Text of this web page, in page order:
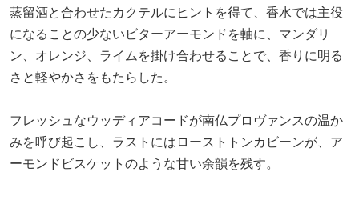
蒸留酒と合わせたカクテルにヒントを得て、香水では主役
になることの少ないビターアーモンドを軸に、マンダリ
ン、オレンジ、ライムを掛け合わせることで、香りに明る
さと軽やかさをもたらした。
フレッシュなウッディアコードが南仏プロヴァンスの温か
みを呼び起こし、ラストにはローストトンカビーンが、ア
ーモンドビスケットのような甘い余韻を残す。